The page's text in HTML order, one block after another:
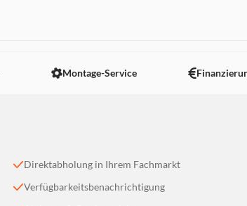
Montage-Service
Direktabholung in Ihrem Fachmarkt
Verfügbarkeitsbenachrichtigung